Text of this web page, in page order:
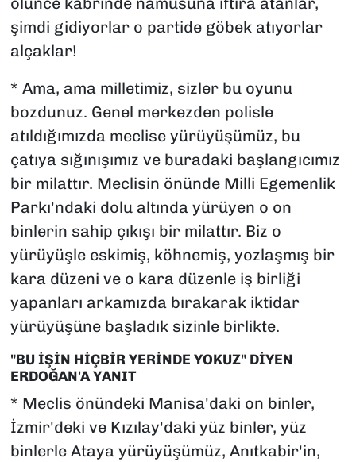
şimdi gidiyorlar o partide göbek atıyorlar
alçaklar!
* Ama, ama milletimiz, sizler bu oyunu
bozdunuz. Genel merkezden polisle
atıldığımızda meclise yürüyüşümüz, bu
çatıya sığınışımız ve buradaki başlangıcımız
bir milattır. Meclisin önünde Milli Egemenlik
Parkı'ndaki dolu altında yürüyen o on
binlerin sahip çıkışı bir milattır. Biz o
yürüyüşle eskimiş, köhnemiş, yozlaşmış bir
kara düzeni ve o kara düzenle iş birliği
yapanları arkamızda bırakarak iktidar
yürüyüşüne başladık sizinle birlikte.
"BU İŞİN HİÇBİR YERİNDE YOKUZ" DİYEN
ERDOĞAN'A YANIT
* Meclis önündeki Manisa'daki on binler,
İzmir'deki ve Kızılay'daki yüz binler, yüz
binlerle Ataya yürüyüşümüz, Anıtkabir'in,